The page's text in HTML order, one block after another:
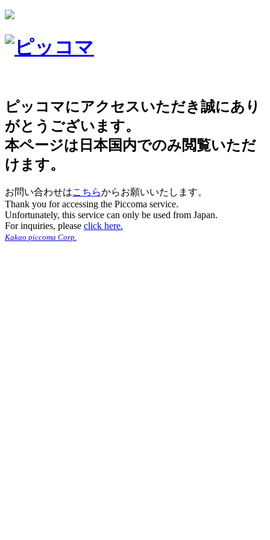
ピッコマにアクセスいただき誠にあり
がとうございます。
本ページは日本国内でのみ閲覧いただ
けます。
お問い合わせはこちらからお願いいたします。
Thank you for accessing the Piccoma service.
Unfortunately, this service can only be used from Japan.
For inquiries, please click here.
Kakao piccoma Corp.